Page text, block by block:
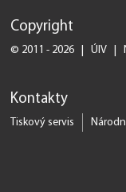
Copyright
© 2011 - 2026 | ÚIV |
Kontakty
Tiskový servis